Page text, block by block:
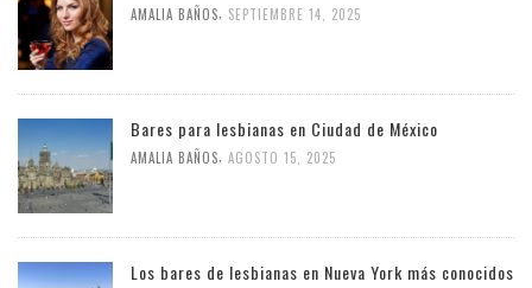
AMALIA BAÑOS, SEPTIEMBRE 14, 2025
Bares para lesbianas en Ciudad de México
AMALIA BAÑOS, AGOSTO 15, 2025
Los bares de lesbianas en Nueva York más conocidos